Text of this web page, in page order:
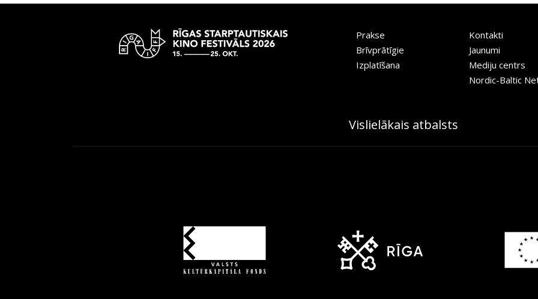
Prakse
Brīvprātīgie
Izplatīšana
Kontakti
Jaunumi
Mediju centrs
Nordic-Baltic
Vislielākais atbalsts